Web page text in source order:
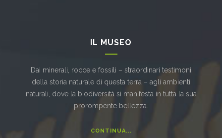
IL MUSEO
Dai minerali, rocce e fossili – straordinari testimoni
della storia naturale di questa terra – agli ambienti
naturali, dove la biodiversità si manifesta in tutta la sua
prorompente bellezza.
CONTINUA...